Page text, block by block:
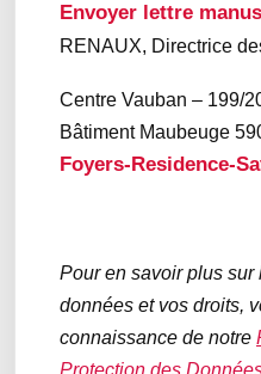
Envoyer lettre
RENAUX, Directrice
Centre Vauban – 199/
Bâtiment Maubeuge
Foyers-Residence-
Pour en savoir plus sur
données et vos droits,
connaissance de notre
Protection des